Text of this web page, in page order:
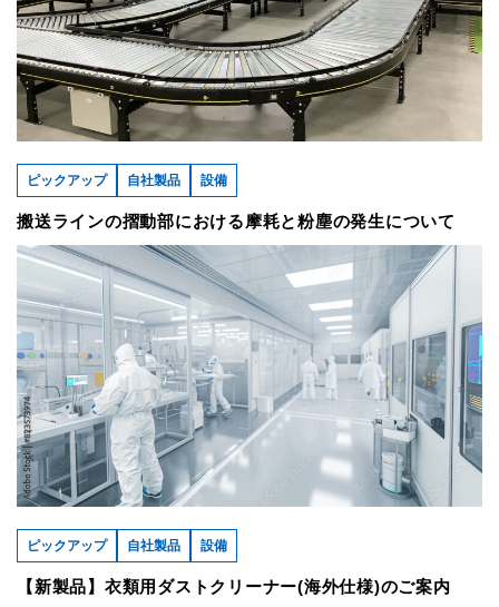
ピックアップ 自社製品 設備
搬送ラインの摺動部における摩耗と粉塵の発生について
ピックアップ 自社製品 設備
【新製品】衣類用ダストクリーナー(海外仕様)のご案内